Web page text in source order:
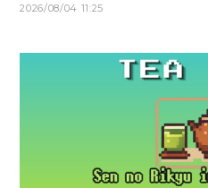
2026/08/04 11:25